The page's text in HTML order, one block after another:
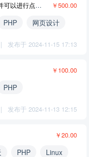
对接海康萤石云平台，获取视频流列表，并可以进行点击查看直播和回放 ￥500.00
PHP 网页设计
| 发布于 2024-11-15 17:13
￥100.00
PHP
| 发布于 2024-11-13 12:15
￥20.00
PHP
Linux